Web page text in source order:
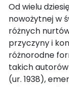
Od wielu
nowożytnej w
różnych
przyczyny i
różnorodne
takich autorów
(ur. 1938),